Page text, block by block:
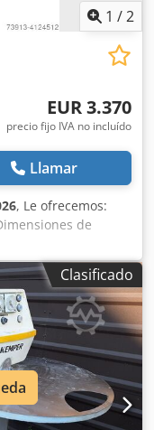
1 /2
EUR 3.370
precio fijo IVA no incluído
Llamar
, Le ofrecemos:
de
x 1000
x 1200
estándar: •
4500 m³/h, •
2 x 18 W, •
de aire en
• Tejido filtrante, •
IP 65.
calidad de
y la adaptación de
Clasificado